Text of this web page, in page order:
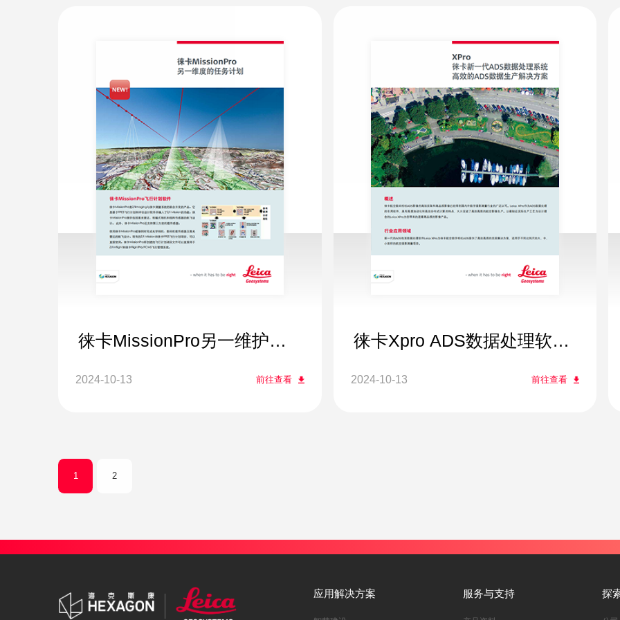
徕卡MissionPro另一维护任
2024-10-13 前往查看
徕卡Xpro ADS数据处理软件
2024-10-13 前往查看
1 2
应用解决方案 服务与支持 探